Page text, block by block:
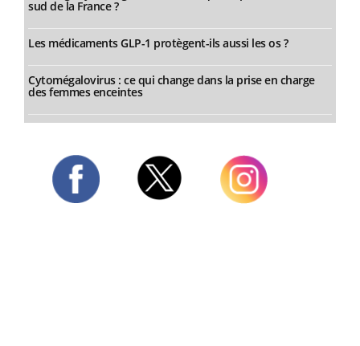
sud de la France ?
Les médicaments GLP-1 protègent-ils aussi les os ?
Cytomégalovirus : ce qui change dans la prise en charge
des femmes enceintes